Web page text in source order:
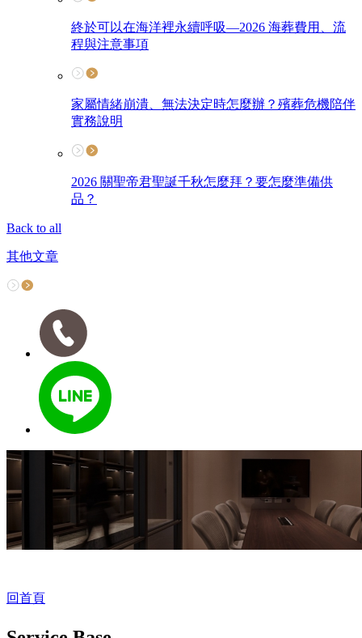
終於可以在海洋裡永續呼吸—2026 海葬費用、流
程與注意事項
家屬情緒崩潰、無法決定時怎麼辦？殯葬危機陪伴
實務說明
2026 關聖帝君聖誕千秋怎麼拜？要怎麼準備供
品？
Back to all
其他文章
回首頁